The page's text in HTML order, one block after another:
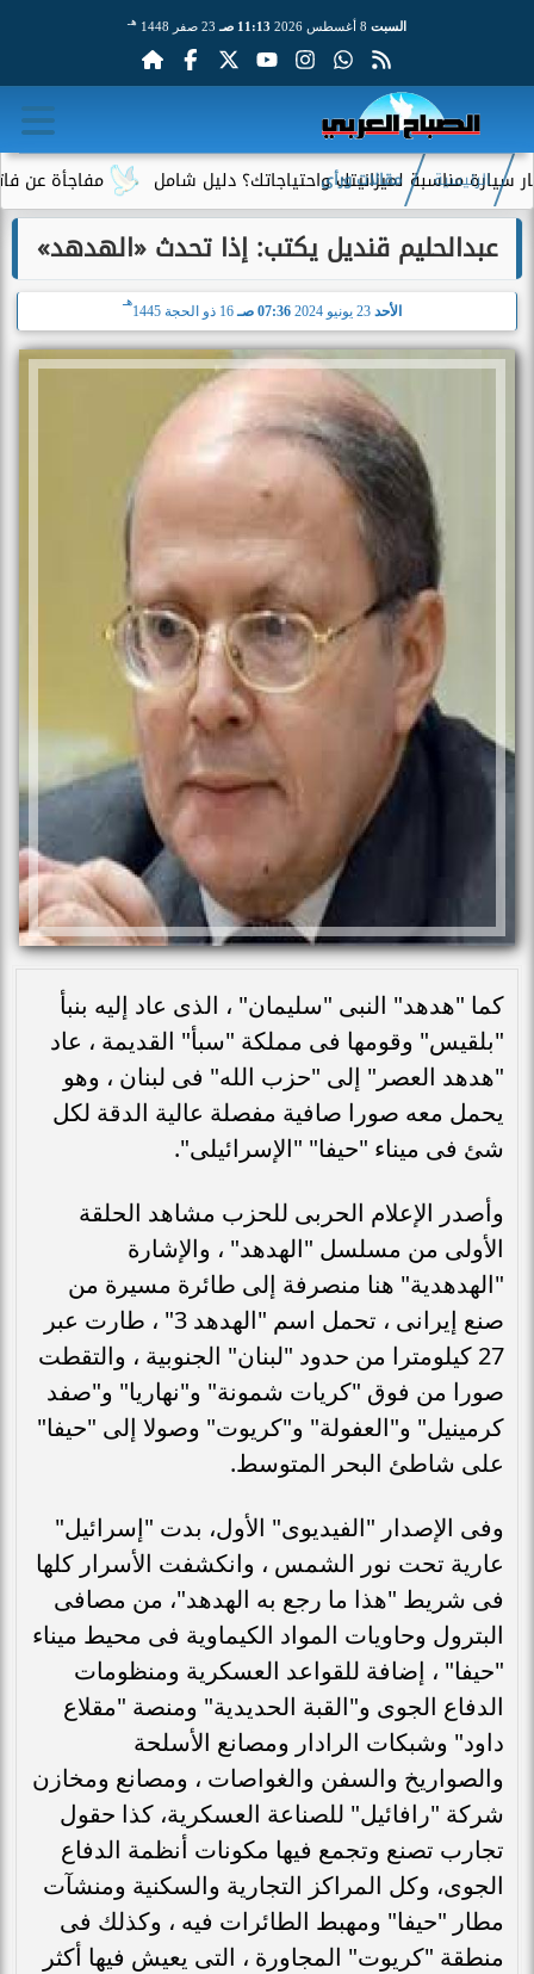
السبت 11:13 صـ 23 صفر 1448 هـ
مفاجأة عن فاتورة لميزانيتك واحتياجاتك؟ دليل شامل
الرئيسية مقالات ورأى
عبدالحليم قنديل يكتب: إذا تحدث «الهدهد»
الأحد 07:36 صـ 16 ذو الحجة 1445
هـ
كما "هدهد" النبى "سليمان" ، الذى عاد إليه بنبأ
"بلقيس" وقومها فى مملكة "سبأ" القديمة ، عاد
"هدهد العصر" إلى "حزب الله" فى لبنان ، وهو
يحمل معه صورا صافية مفصلة عالية الدقة لكل
شئ فى ميناء "حيفا" "الإسرائيلى".
وأصدر الإعلام الحربى للحزب مشاهد الحلقة
الأولى من مسلسل "الهدهد" ، والإشارة
"الهدهدية" هنا منصرفة إلى طائرة مسيرة من
صنع إيرانى ، تحمل اسم "الهدهد 3" ، طارت عبر
27 كيلومترا من حدود "لبنان" الجنوبية ، والتقطت
صورا من فوق "كريات شمونة" و"نهاريا" و"صفد
كرمينيل" و"العفولة" و"كريوت" وصولا إلى "حيفا"
على شاطئ البحر المتوسط.
وفى الإصدار "الفيديوى" الأول، بدت "إسرائيل"
عارية تحت نور الشمس ، وانكشفت الأسرار كلها
فى شريط "هذا ما رجع به الهدهد"، من مصافى
البترول وحاويات المواد الكيماوية فى محيط ميناء
"حيفا" ، إضافة للقواعد العسكرية ومنظومات
الدفاع الجوى و"القبة الحديدية" ومنصة "مقلاع
داود" وشبكات الرادار ومصانع الأسلحة
والصواريخ والسفن والغواصات ، ومصانع ومخازن
شركة "رافائيل" للصناعة العسكرية، كذا حقول
تجارب تصنع وتجمع فيها مكونات أنظمة الدفاع
الجوى، وكل المراكز التجارية والسكنية ومنشآت
مطار "حيفا" ومهبط الطائرات فيه ، وكذلك فى
منطقة "كريوت" المجاورة ، التى يعيش فيها أكثر